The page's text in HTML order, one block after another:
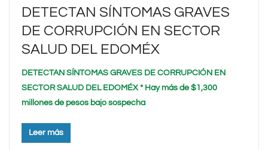
DETECTAN SÍNTOMAS GRAVES
DE CORRUPCIÓN EN SECTOR
SALUD DEL EDOMÉX
DETECTAN SÍNTOMAS GRAVES DE CORRUPCIÓN EN
SECTOR SALUD DEL EDOMÉX * Hay más de $1,300
millones de pesos bajo sospecha
Leer más